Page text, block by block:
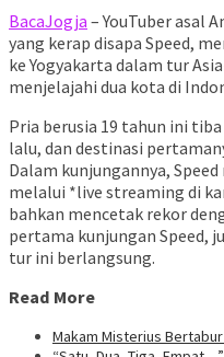
BacaJogja – YouTuber asal
yang kerap disapa Speed,
ke Yogyakarta dalam tur
menjelajahi dua kota di
Pria berusia 19 tahun ini
lalu, dan destinasi
Dalam kunjungannya,
melalui *live streaming di
bahkan mencetak rekor
pertama kunjungan Speed,
tur ini berlangsung.
Read More
Makam Misterius